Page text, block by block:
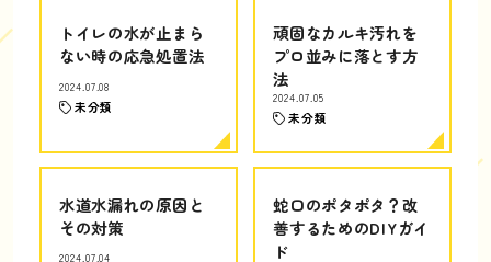
トイレの水が止まら
ない時の応急処置法
2024.07.08
未分類
頑固なカルキ汚れを
プロ並みに落とす方
法
2024.07.05
未分類
水道水漏れの原因と
その対策
2024.07.04
蛇口のポタポタ？改
善するためのDIYガイ
ド